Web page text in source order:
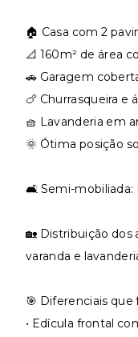
🏠 Casa com 2
📐 160m² de área
🚗 Garagem
🍗 Churrasqueira e
🧺 Lavanderia em
🌞 Ótima posição
🛋️ Semi-mobiliada:
🏡 Distribuição dos
varanda e
🎯 Diferenciais
• Edícula frontal